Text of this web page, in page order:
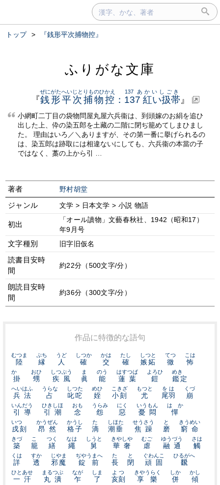
トップ > 『銭形平次捕物控』
ふりがな文庫
『銭形平次捕物控
ぜにがたへいじとりものひかえ
： 137 紅い扱帯
137 あかいしごき
』
小網町二丁目の袋物問屋丸屋六兵衞は、到頭嫁のお絹を追ひ
出した上、伜の染五郎を土藏の二階に閉ぢ籠めてしまひまし
た。 理由はいろ／＼ありますが、その第一番に擧げられるの
は、染五郎は跡取には相違ないにしても、六兵衞の本當の子
ではなく、藁の上から引 …
著者 野村胡堂
ジャンル 文学 > 日本文学 > 小説 物語
初出
「オール讀物」文藝春秋社、1942（昭和17）
年9月号
文字種別 旧字旧仮名
読書目安時
間
約22分（500文字/分）
朗読目安時
間
約36分（300文字/分）
作品に特徴的な語句
陸
むつま
縁
ぷち
人
うど
確
しつか
交
かは
確
たし
嫉妬
しつと
徹
てつ
怖
こは
掛
かゝ
甥
おひ
疾風
しつぷう
眞
ま
能
のう
蓮葉
はすつぱ
鎧
よろひ
鑑定
めきゝ
兵法
へいはふ
占
うらな
叱咜
しつた
姪
めひ
小刻
こきざ
尤
もつと
尾羽
をは
崩
くづ
引導
いんだう
引潮
ひきしほ
念
おも
怨
うらみ
惡
にく
憂悶
いうもん
憚
はゞか
戌刻
いつゝ
昂然
かうぜん
格子
かうし
滴
た
潮垂
しほた
焦躁
せうさう
磨
と
窮命
きうめい
築
きづ
籠
こ
繕
つく
繩
なは
舅
しうと
華奢
きやしや
虐
むご
融通
ゆうづう
觸
さは
詳
くは
透
すか
邪魔
じやま
錠前
ぢやうまへ
長
た
閉
と
頑固
ぐわんこ
飜
ひるがへ
一汗
ひとあせ
丸潰
まるつぶ
乍
なが
了
しま
亥刻
よつ
享樂
きやうらく
併
しか
傾
かし